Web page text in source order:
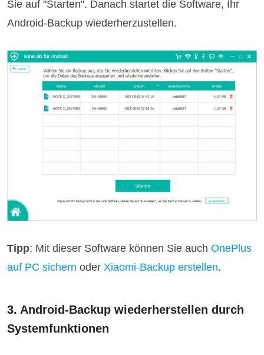
Sie auf "Starten". Danach startet die Software, Ihr
Android-Backup wiederherzustellen.
Tipp: Mit dieser Software können Sie auchOnePlus
auf PC sichern oder Xiaomi-Backup erstellen.
3. Android-Backup wiederherstellen durch
Systemfunktionen